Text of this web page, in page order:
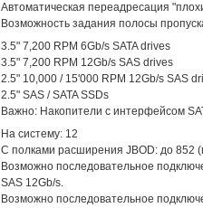
Автоматическая переадресация
Возможность задания полосы
3.5" 7,200 RPM 6Gb/s SATA drives
3.5" 7,200 RPM 12Gb/s SAS drives
2.5" 10,000 / 15'000 RPM 12Gb/s SAS
2.5" SAS / SATA SSDs
Важно: Накопители с интерфейсом
На систему: 12
С полками расширения JBOD: до 852
Возможно последовательное
SAS 12Gb/s.
Возможно последовательное